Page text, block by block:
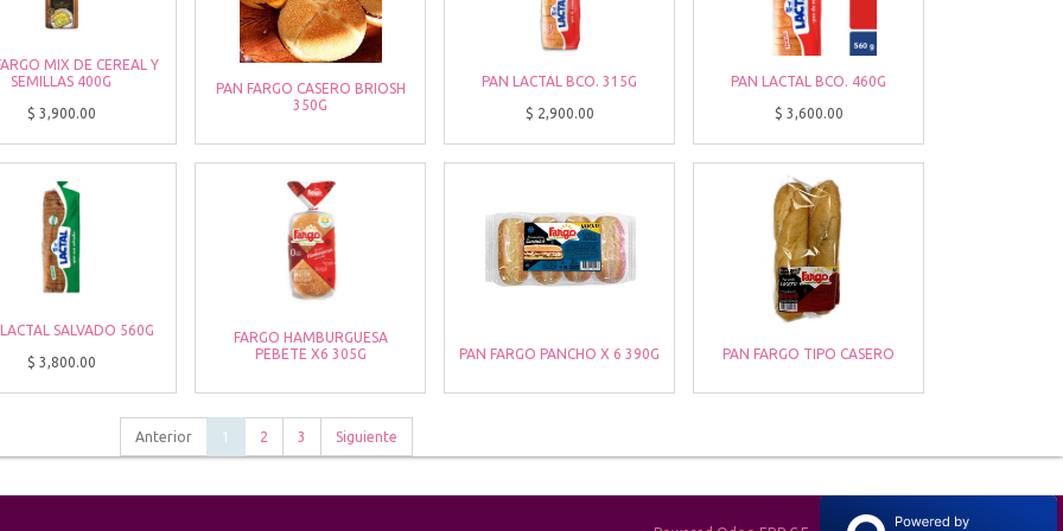
MIX DE CEREAL Y
SEMILLAS 400G
$ 3,900.00
PAN FARGO CASERO BRIOSH
350G
PAN LACTAL BCO. 315G
$ 2,900.00
PAN LACTAL BCO. 460G
$ 3,600.00
SALVADO 560G
$ 3,800.00
FARGO HAMBURGUESA
PEBETE X6 305G
PAN FARGO PANCHO X 6 390G PAN FARGO TIPO CASERO
Anterior 1 2 3 Siguiente